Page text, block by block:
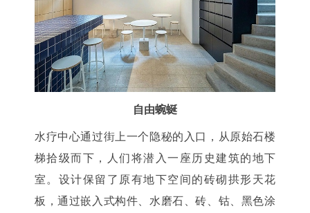
自由蜿蜒
水疗中心通过街上一个隐秘的入口，从原始石楼
梯拾级而下，人们将潜入一座历史建筑的地下
室。设计保留了原有地下空间的砖砌拱形天花
板，通过嵌入式构件、水磨石、砖、钴、黑色涂